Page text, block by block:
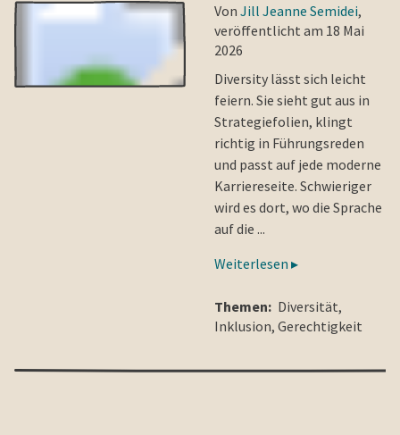
Von Jill Jeanne Semidei,
veröffentlicht am 18 Mai
2026
Diversity lässt sich leicht
feiern. Sie sieht gut aus in
Strategiefolien, klingt
richtig in Führungsreden
und passt auf jede moderne
Karriereseite. Schwieriger
wird es dort, wo die Sprache
auf die ...
Weiterlesen ▸
Themen: Diversität,
Inklusion, Gerechtigkeit